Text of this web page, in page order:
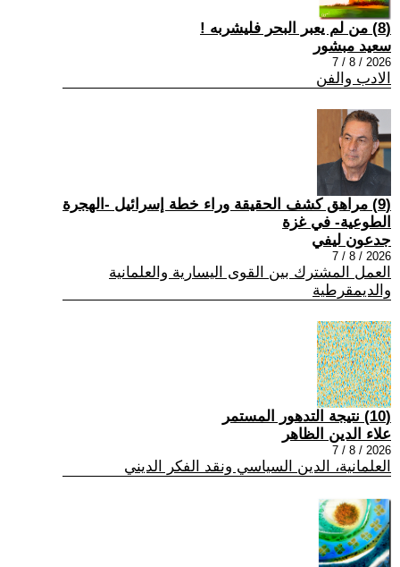
(8) من لم يعبر البحر فليشربه !
سعيد مبشور
2026 / 8 / 7
الادب والفن
(9) مراهق كشف الحقيقة وراء خطة إسرائيل -الهجرة
الطوعية- في غزة
جدعون ليفي
2026 / 8 / 7
العمل المشترك بين القوى اليسارية والعلمانية
والديمقرطية
(10) نتيجة التدهور المستمر
علاء الدين الظاهر
2026 / 8 / 7
العلمانية، الدين السياسي ونقد الفكر الديني